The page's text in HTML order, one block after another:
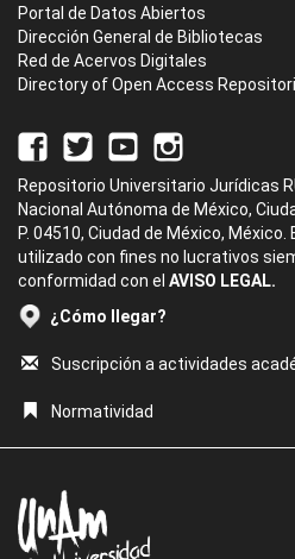
Portal de Datos Abiertos
Dirección General de Bibliotecas
Red de Acervos Digitales
Directory of Open Access
Repositorio Universitario Jurídicas
Nacional Autónoma de México,
P. 04510, Ciudad de México,
utilizado con fines no lucrativos
conformidad con el AVISO LEGAL.
¿Cómo llegar?
Suscripción a actividades
Normatividad